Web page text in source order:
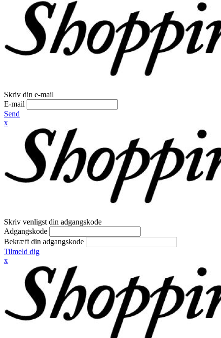
Skriv din e-mail
E-mail
Send
x
Skriv venligst din adgangskode
Adgangskode
Bekræft din adgangskode
Tilmeld dig
x